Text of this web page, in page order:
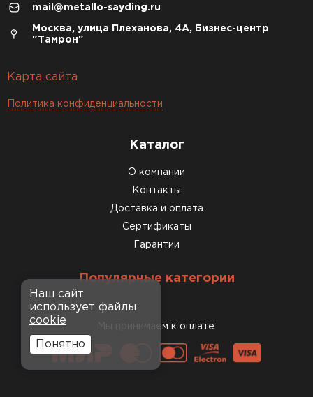
mail@metallo-sayding.ru
Москва, улица Плеханова, 4А, Бизнес-центр
"Тамрон"
Карта сайта
Политика конфиденциальности
Каталог
О компании
Контакты
Доставка и оплата
Сертификаты
Гарантии
Популярные категории
Мы принимаем к оплате:
Наш сайт
использует файлы
cookie
Понятно